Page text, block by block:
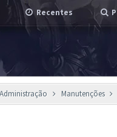
Recentes
Administração Manutenções